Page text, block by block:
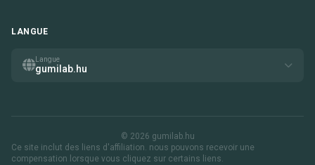
LANGUE
Langue
gumilab.hu
© 2026 gumilab.hu
Ce site inclut des liens d'affiliation. nous pouvons recevoir une
compensation lorsque vous cliquez sur certains liens.